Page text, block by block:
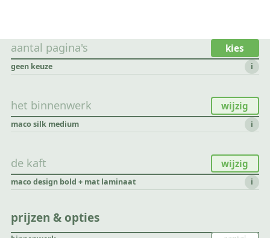
aantal pagina's kies
geen keuze i
het binnenwerk wijzig
maco silk medium i
de kaft wijzig
maco design bold + mat laminaat i
prijzen & opties